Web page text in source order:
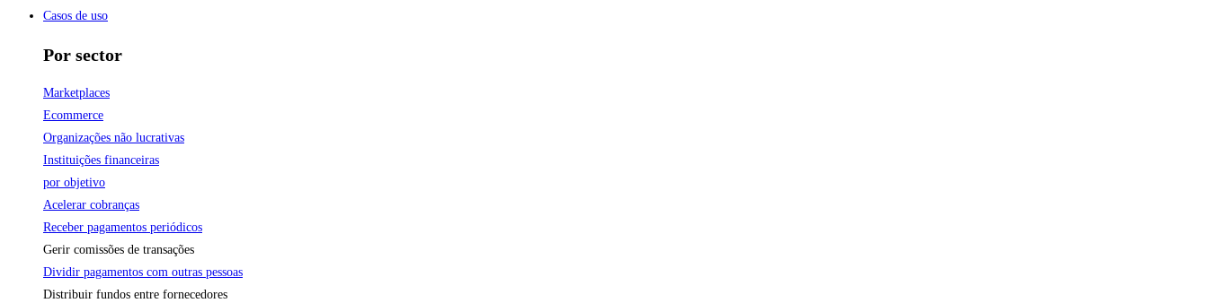
Casos de uso
Por sector
Marketplaces
Ecommerce
Organizações não lucrativas
Instituições financeiras
por objetivo
Acelerar cobranças
Receber pagamentos periódicos
Gerir comissões de transações
Dividir pagamentos com outras pessoas
Distribuir fundos entre fornecedores